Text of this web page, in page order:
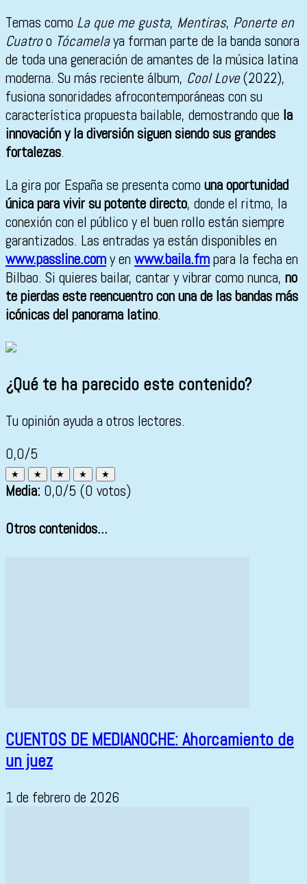
Temas como La que me gusta, Mentiras, Ponerte en
Cuatroo Tócamelaya forman parte de la banda sonora
de toda una generación de amantes de la música latina
moderna. Su más reciente álbum, Cool Love(2022),
fusiona sonoridades afrocontemporáneas con su
característica propuesta bailable, demostrando que la
innovación y la diversión siguen siendo sus grandes
fortalezas.
La gira por España se presenta como una oportunidad
única para vivir su potente directo, donde el ritmo, la
conexión con el público y el buen rollo están siempre
garantizados. Las entradas ya están disponibles en
www.passline.comy en www.baila.fmpara la fecha en
Bilbao. Si quieres bailar, cantar y vibrar como nunca, no
te pierdas este reencuentro con una de las bandas más
icónicas del panorama latino.
¿Qué te ha parecido este contenido?
Tu opinión ayuda a otros lectores.
0,0/5
★ ★ ★ ★ ★
Media: 0,0/5 (0 votos)
Otros contenidos...
CUENTOS DE MEDIANOCHE: Ahorcamiento de
un juez
1 de febrero de 2026